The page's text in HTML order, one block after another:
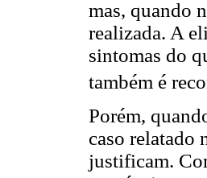
mas, quando
realizada. A
sintomas do
também é
Porém,
caso relatado
justificam.